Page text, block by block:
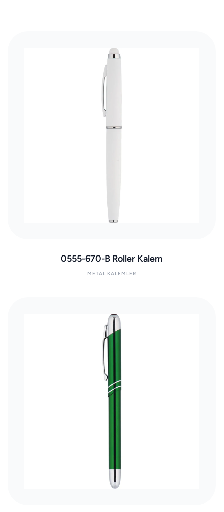
0555-670-B Roller Kalem
METAL KALEMLER